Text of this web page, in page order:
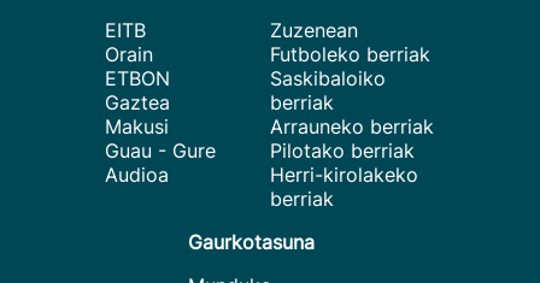
EITB
Orain
ETBON
Gaztea
Makusi
Guau - Gure
Audioa
Zuzenean
Futboleko berriak
Saskibaloiko
berriak
Arrauneko berriak
Pilotako berriak
Herri-kirolakeko
berriak
Gaurkotasuna